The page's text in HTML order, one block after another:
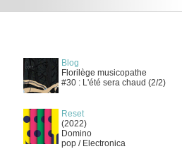
Blog
Florilège musicopathe
#30 : L'été sera chaud (2/2)
Reset
(2022)
Domino
pop / Electronica